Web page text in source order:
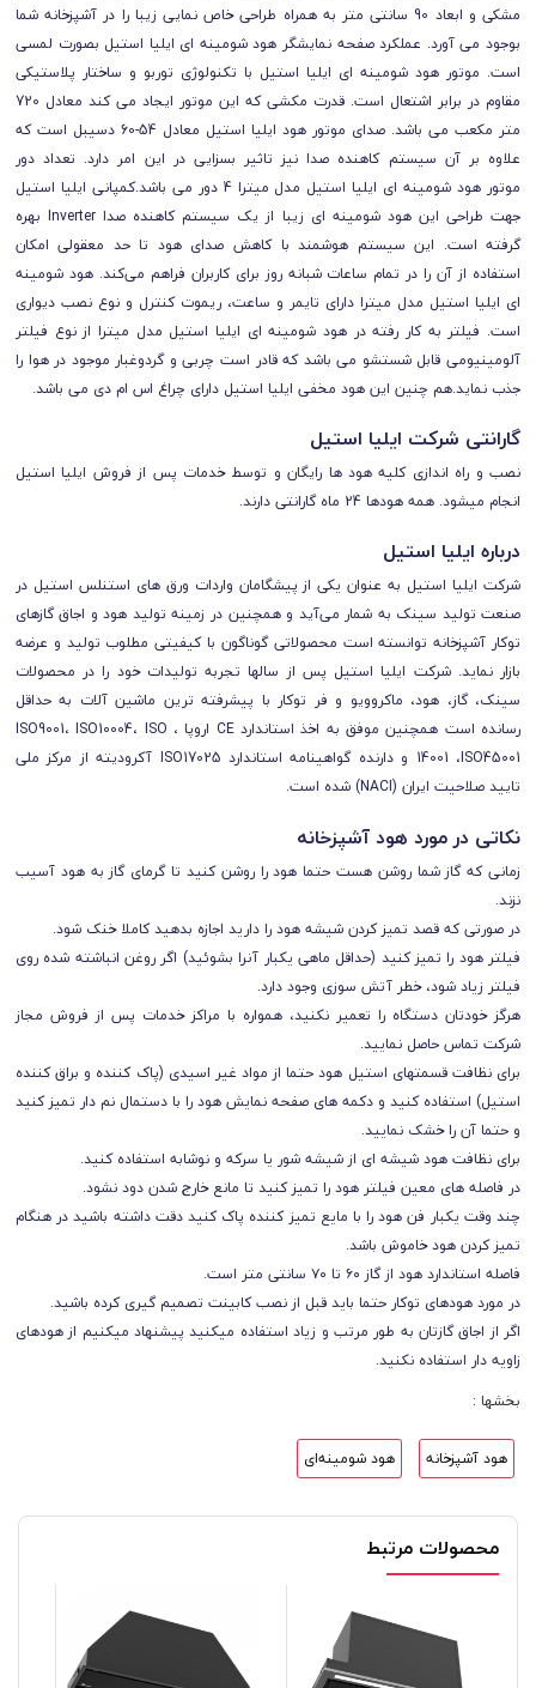
مشکی و ابعاد 90 سانتی متر
به همراه طراحی خاص نمایی زیبا را در آشپزخانه شما
بوجود می آورد. عملکرد صفحه نمایشگر هود شومینه ای ایلیا استیل بصورت لمسی
است. موتور هود شومینه ای ایلیا استیل با تکنولوژی توربو و ساختار پلاستیکی
مقاوم در برابر اشتعال است. قدرت مکشی که این موتور ایجاد می کند معادل 720
متر مکعب می باشد. صدای موتور هود ایلیا استیل معادل 54-60 دسیبل است که
علاوه بر آن سیستم کاهنده صدا نیز تاثیر بسزایی در این امر دارد. تعداد دور
موتور هود شومینه ای ایلیا استیل مدل میترا 4 دور می باشد.کمپانی ایلیا استیل
جهت طراحی این هود شومینه ای زیبا از یک سیستم کاهنده صدا Inverter بهره
گرفته است. این سیستم هوشمند با کاهش صدای هود تا حد معقولی امکان
استفاده از آن را در تمام ساعات شبانه روز برای کاربران فراهم می‌کند. هود شومینه
ای ایلیا استیل مدل میترا دارای تایمر و ساعت، ریموت کنترل و نوع نصب دیواری
است. فیلتر به کار رفته در هود شومینه ای ایلیا استیل مدل میترا از نوع فیلتر
آلومینیومی قابل شستشو می باشد که قادر است چربی و گردوغبار موجود در هوا را
جذب نماید.هم چنین این هود مخفی ایلیا استیل دارای چراغ اس ام دی می باشد.
گارانتی شرکت ایلیا استیل
نصب و راه اندازی کلیه هود ها رایگان و توسط خدمات پس از فروش ایلیا استیل
انجام میشود. همه هودها 24 ماه گارانتی دارند.
درباره ایلیا استیل
شرکت ایلیا استیل به عنوان يكی از پيشگامان واردات ورق های استنلس استیل در
صنعت توليد سینک به شمار می‌آید و همچنین در زمینه تولید هود و اجاق گازهای
توکار آشپزخانه توانسته است محصولاتی گوناگون با كيفيتی مطلوب توليد و عرضه
بازار نمايد. شرکت ایلیا استیل پس از سالها تجربه تولیدات خود را در محصولات
سینک، گاز، هود، ماکروویو و فر توکار با پیشرفته ترین ماشین آلات به حداقل
رسانده است همچنین موفق به اخذ استاندارد CE اروپا ، ISO9001، ISO10004، ISO
14001 ،ISO45001 و دارنده گواهینامه استاندارد ISO17025 آکرودیته از مرکز ملی
تایید صلاحیت ایران (NACI) شده است.
نکاتی در مورد هود آشپزخانه
زمانی که گاز شما روشن هست حتما هود را روشن کنيد تا گرمای گاز به هود آسيب
نزند.
در صورتی که قصد تميز کردن شيشه هود را داريد اجازه بدهيد کاملا خنک شود.
فيلتر هود را تميز کنيد (حداقل ماهی يکبار آنرا بشوئيد) اگر روغن انباشته شده روی
فيلتر زياد شود، خطر آتش سوزی وجود دارد.
هرگز خودتان دستگاه را تعمير نکنيد، همواره با مراکز خدمات پس از فروش مجاز
شرکت تماس حاصل نماييد.
برای نظافت قسمتهای استيل هود حتما از مواد غير اسيدی (پاک کننده و براق کننده
استيل) استفاده کنيد و دکمه های صفحه نمايش هود را با دستمال نم دار تميز کنيد
و حتما آن را خشک نماييد.
برای نظافت هود شيشه ای از شيشه شور يا سرکه و نوشابه استفاده کنيد.
در فاصله های معين فيلتر هود را تميز کنيد تا مانع خارج شدن دود نشود.
چند وقت يکبار فن هود را با مايع تميز کننده پاک کنيد دقت داشته باشيد در هنگام
تميز کردن هود خاموش باشد.
فاصله استاندارد هود از گاز ۶٠ تا ٧٠ سانتی متر است.
در مورد هودهای توکار حتما بايد قبل از نصب کابينت تصميم گيری کرده باشيد.
اگر از اجاق گازتان به طور مرتب و زياد استفاده میکنيد پيشنهاد میکنيم از هودهای
زاويه دار استفاده نکنيد.
بخشها :
هود آشپزخانه هود شومینه‌ای
محصولات مرتبط